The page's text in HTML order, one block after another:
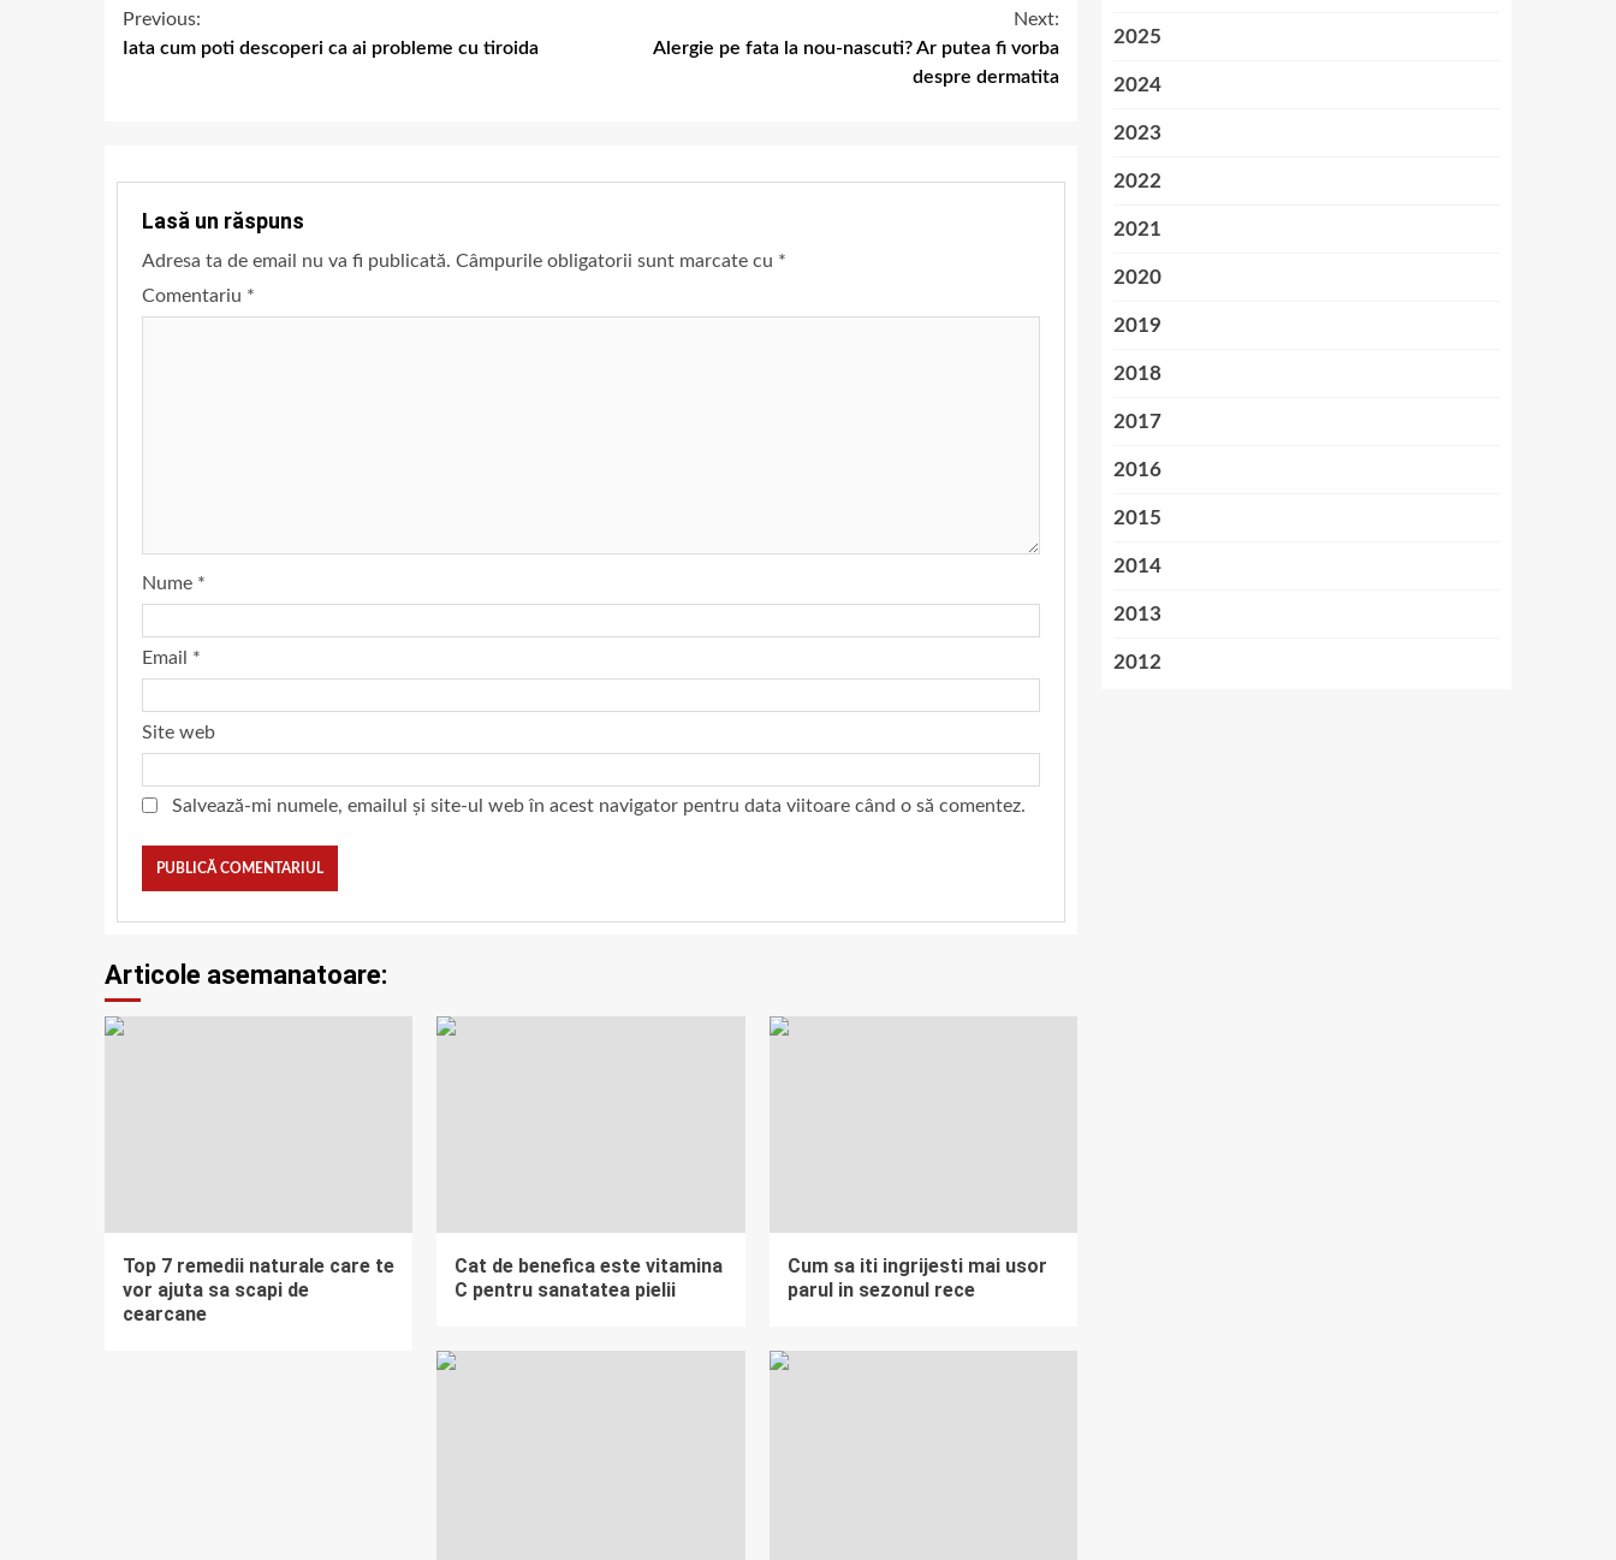
Previous:
Iata cum poti descoperi ca ai probleme cu tiroida
Next:
Alergie pe fata la nou-nascuti? Ar putea fi vorba
despre dermatita
Lasă un răspuns
Adresa ta de email nu va fi publicată. Câmpurile obligatorii sunt marcate cu *
Comentariu *
Nume *
Email *
Site web
Salvează-mi numele, emailul și site-ul web în acest navigator pentru data viitoare când o să comentez.
Articole asemanatoare:
Top 7 remedii naturale care te
vor ajuta sa scapi de
cearcane
Cat de benefica este vitamina
C pentru sanatatea pielii
Cum sa iti ingrijesti mai usor
parul in sezonul rece
2025
2024
2023
2022
2021
2020
2019
2018
2017
2016
2015
2014
2013
2012